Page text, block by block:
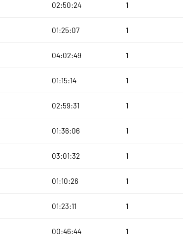
02:50:24 1
01:25:07 1
04:02:49 1
01:15:14 1
02:59:31 1
01:36:06 1
03:01:32 1
01:10:26 1
01:23:11 1
00:46:44 1